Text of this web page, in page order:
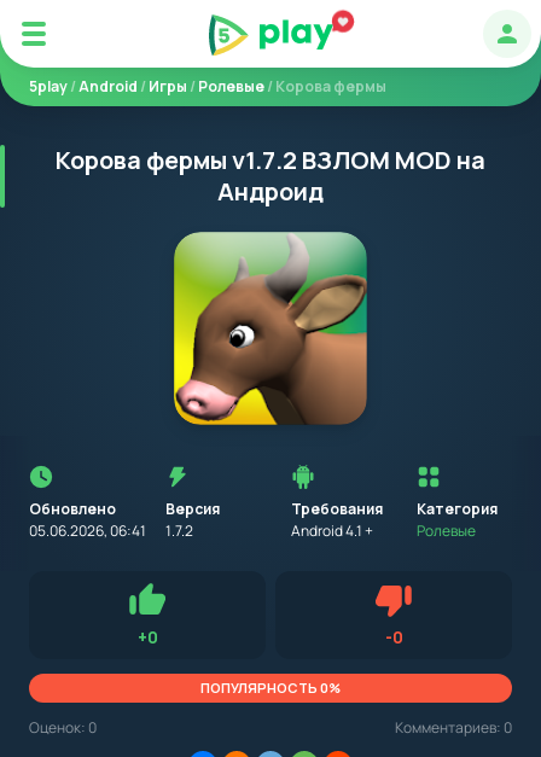
5play/Android /Игры /Ролевые/ Корова фермы
Корова фермы v1.7.2 ВЗЛОМ MOD на
Андроид
Обновлено
05.06.2026, 06:41
Версия
1.7.2
Требования
Android 4.1 +
установкой
приложения
на
устройство
с
указываем
минимальные
необходимые
Категория
Ролевые
обращать внимание на установленную версию Android
OS. Мы указываем минимально необходимую версию для
+0Нравится -0Не нравится
ПОПУЛЯРНОСТЬ 0%
Оценок: 0 Комментариев: 0